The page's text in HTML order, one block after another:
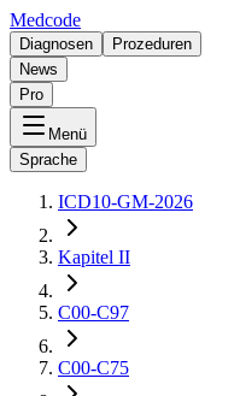
Medcode
Diagnosen
Prozeduren
News
Pro
Menü
Sprache
ICD10-GM-2026
Kapitel II
C00-C97
C00-C75